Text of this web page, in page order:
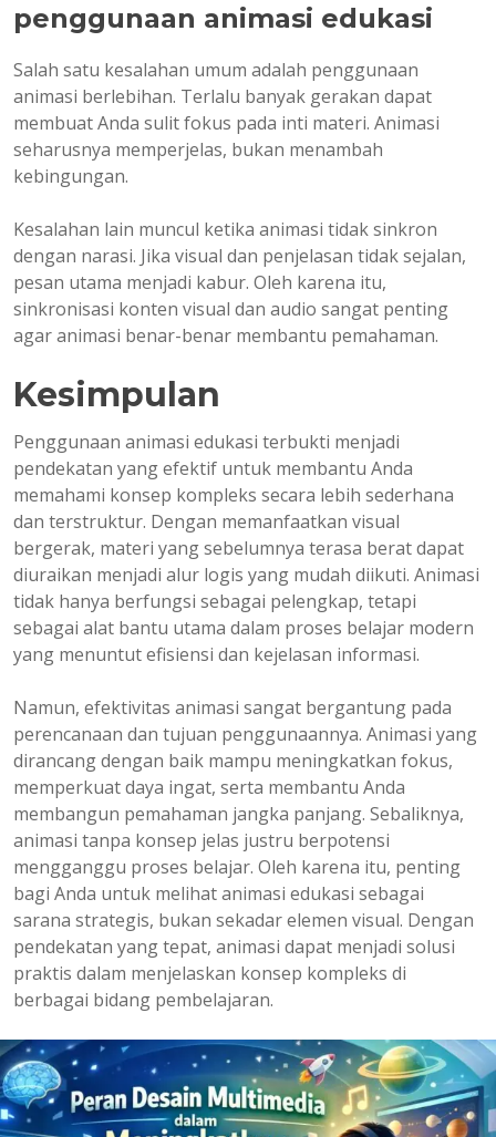
penggunaan animasi edukasi
Salah satu kesalahan umum adalah penggunaan
animasi berlebihan. Terlalu banyak gerakan dapat
membuat Anda sulit fokus pada inti materi. Animasi
seharusnya memperjelas, bukan menambah
kebingungan.
Kesalahan lain muncul ketika animasi tidak sinkron
dengan narasi. Jika visual dan penjelasan tidak sejalan,
pesan utama menjadi kabur. Oleh karena itu,
sinkronisasi konten visual dan audio sangat penting
agar animasi benar-benar membantu pemahaman.
Kesimpulan
Penggunaan animasi edukasi terbukti menjadi
pendekatan yang efektif untuk membantu Anda
memahami konsep kompleks secara lebih sederhana
dan terstruktur. Dengan memanfaatkan visual
bergerak, materi yang sebelumnya terasa berat dapat
diuraikan menjadi alur logis yang mudah diikuti. Animasi
tidak hanya berfungsi sebagai pelengkap, tetapi
sebagai alat bantu utama dalam proses belajar modern
yang menuntut efisiensi dan kejelasan informasi.
Namun, efektivitas animasi sangat bergantung pada
perencanaan dan tujuan penggunaannya. Animasi yang
dirancang dengan baik mampu meningkatkan fokus,
memperkuat daya ingat, serta membantu Anda
membangun pemahaman jangka panjang. Sebaliknya,
animasi tanpa konsep jelas justru berpotensi
mengganggu proses belajar. Oleh karena itu, penting
bagi Anda untuk melihat animasi edukasi sebagai
sarana strategis, bukan sekadar elemen visual. Dengan
pendekatan yang tepat, animasi dapat menjadi solusi
praktis dalam menjelaskan konsep kompleks di
berbagai bidang pembelajaran.